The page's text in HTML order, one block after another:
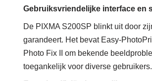
Gebruiksvriendelijke interface en
De PIXMA S200SP blinkt uit door
garandeert. Het bevat Easy-
Photo Fix II om bekende
toegankelijk voor diverse gebruikers.